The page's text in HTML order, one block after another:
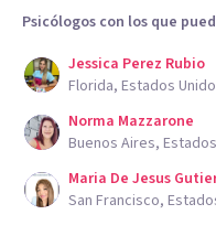
Psicólogos con los que
Jessica Perez Rubio
Florida, Estados
Norma Mazzarone
Buenos Aires,
Maria De Jesus
San Francisco,